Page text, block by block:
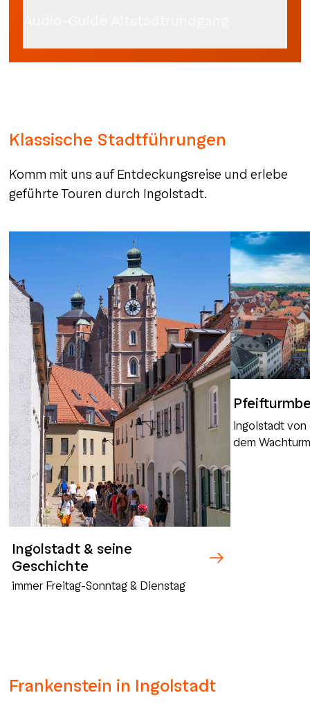
Klassische Stadtführungen
Komm mit uns auf Entdeckungsreise und erlebe
geführte Touren durch Ingolstadt.
Ingolstadt & seine
Geschichte
immer Freitag-Sonntag & Dienstag
Ingolstadt
dem
Frankenstein in Ingolstadt